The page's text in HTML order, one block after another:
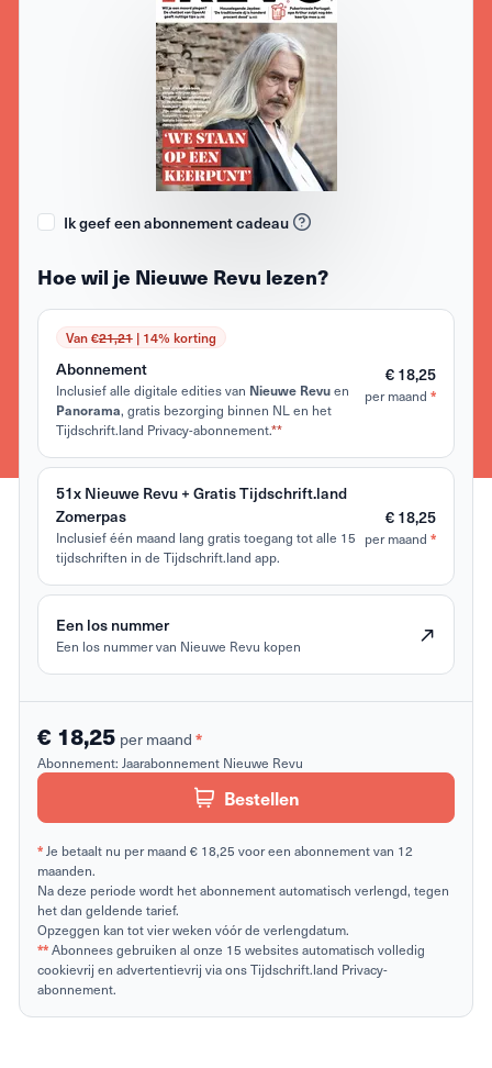
Ik geef een abonnement cadeau
Hoe wil je Nieuwe Revu lezen?
Van €21,21| 14% korting
Abonnement
Inclusief alle digitale edities van Nieuwe Revuen
Panorama, gratis bezorging binnen NL en het
Tijdschrift.land Privacy-abonnement.**
€ 18,25
per maand *
51x Nieuwe Revu + Gratis Tijdschrift.land
Zomerpas
Inclusief één maand lang gratis toegang tot alle 15
tijdschriften in de Tijdschrift.land app.
€ 18,25
per maand *
Een los nummer
Een los nummer van Nieuwe Revu kopen
€ 18,25 per maand *
Abonnement: Jaarabonnement Nieuwe Revu
Bestellen
* Je betaalt nu per maand € 18,25 voor een abonnement van 12
maanden.
Na deze periode wordt het abonnement automatisch verlengd, tegen
het dan geldende tarief.
Opzeggen kan tot vier weken vóór de verlengdatum.
**Abonnees gebruiken al onze 15 websites automatisch volledig
cookievrij en advertentievrij via ons Tijdschrift.land Privacy-
abonnement.